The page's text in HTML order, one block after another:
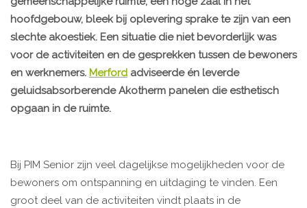
hoofdgebouw, bleek bij oplevering sprake te zijn van een
slechte akoestiek. Een situatie die niet bevorderlijk was
voor de activiteiten en de gesprekken tussen de bewoners
en werknemers. Merford adviseerde én leverde
geluidsabsorberende Akotherm panelen die esthetisch
opgaan in de ruimte.
Bij PIM Senior zijn veel dagelijkse mogelijkheden voor de
bewoners om ontspanning en uitdaging te vinden. Een
groot deel van de activiteiten vindt plaats in de